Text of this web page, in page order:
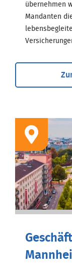
übernehmen
Mandanten